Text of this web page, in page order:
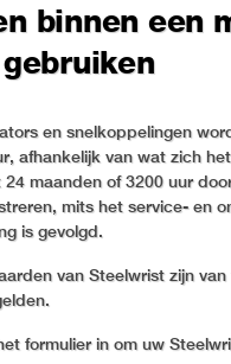
binnen een
en snelkoppelingen
afhankelijk van wat zich
maanden of 3200 uur
mits het service- en
is gevolgd.
van Steelwrist zijn
formulier in om uw